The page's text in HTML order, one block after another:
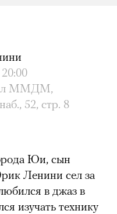
ММДМ,
наб., 52, стр. 8
Юи, сын
Ленини сел за
в джаз в
изучать технику